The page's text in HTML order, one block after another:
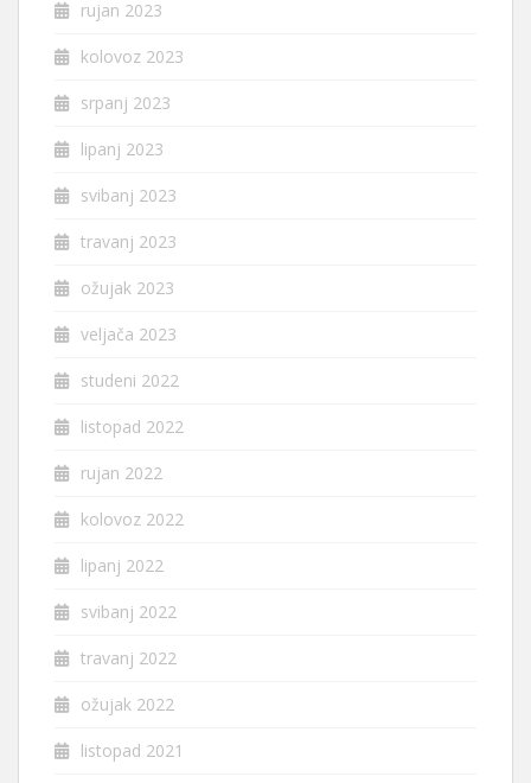
rujan 2023
kolovoz 2023
srpanj 2023
lipanj 2023
svibanj 2023
travanj 2023
ožujak 2023
veljača 2023
studeni 2022
listopad 2022
rujan 2022
kolovoz 2022
lipanj 2022
svibanj 2022
travanj 2022
ožujak 2022
listopad 2021